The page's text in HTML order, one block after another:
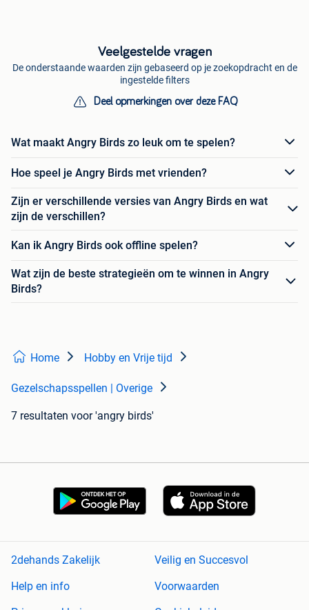
Veelgestelde vragen
De onderstaande waarden zijn gebaseerd op je zoekopdracht en de
ingestelde filters
Deel opmerkingen over deze FAQ
Wat maakt Angry Birds zo leuk om te spelen?
Hoe speel je Angry Birds met vrienden?
Zijn er verschillende versies van Angry Birds en wat
zijn de verschillen?
Kan ik Angry Birds ook offline spelen?
Wat zijn de beste strategieën om te winnen in Angry
Birds?
Home Hobby en Vrije tijd
Gezelschapsspellen | Overige
7 resultaten voor 'angry birds'
2dehands Zakelijk
Veilig en Succesvol
Help en info
Voorwaarden